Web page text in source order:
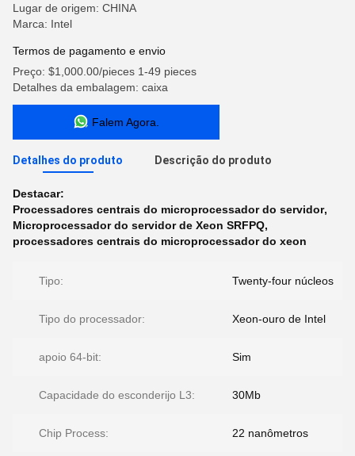
Lugar de origem: CHINA
Marca: Intel
Termos de pagamento e envio
Preço: $1,000.00/pieces 1-49 pieces
Detalhes da embalagem: caixa
Falem Agora.
Detalhes do produto Descrição do produto
Destacar:
Processadores centrais do microprocessador do servidor,
Microprocessador do servidor de Xeon SRFPQ,
processadores centrais do microprocessador do xeon
Tipo: Twenty-four núcleos
Tipo do processador: Xeon-ouro de Intel
apoio 64-bit: Sim
Capacidade do esconderijo L3: 30Mb
Chip Process: 22 nanômetros